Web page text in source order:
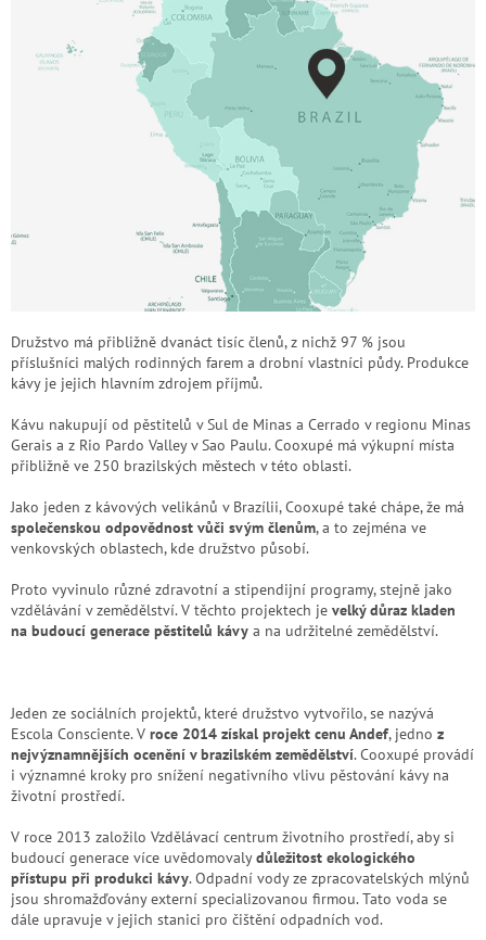
Družstvo má přibližně dvanáct tisíc členů, z nichž 97 % jsou
příslušníci malých rodinných farem a drobní vlastníci půdy. Produkce
kávy je jejich hlavním zdrojem příjmů.
Kávu nakupují od pěstitelů v Sul de Minas a Cerrado v regionu Minas
Gerais a z Rio Pardo Valley v Sao Paulu. Cooxupé má výkupní místa
přibližně ve 250 brazilských městech v této oblasti.
Jako jeden z kávových velikánů v Brazílii, Cooxupé také chápe, že má
společenskou odpovědnost vůči svým členům, a to zejména ve
venkovských oblastech, kde družstvo působí.
Proto vyvinulo různé zdravotní a stipendijní programy, stejně jako
vzdělávání v zemědělství. V těchto projektech je velký důraz kladen
na budoucí generace pěstitelů kávy a na udržitelné zemědělství.
Jeden ze sociálních projektů, které družstvo vytvořilo, se nazývá
Escola Consciente. V roce 2014 získal projekt cenu Andef, jedno z
nejvýznamnějších ocenění v brazilském zemědělství. Cooxupé provádí
i významné kroky pro snížení negativního vlivu pěstování kávy na
životní prostředí.
V roce 2013 založilo Vzdělávací centrum životního prostředí, aby si
budoucí generace více uvědomovalydůležitost ekologického
přístupu při produkci kávy. Odpadní vody ze zpracovatelských mlýnů
jsou shromažďovány externí specializovanou firmou. Tato voda se
dále upravuje v jejich stanici pro čištění odpadních vod.